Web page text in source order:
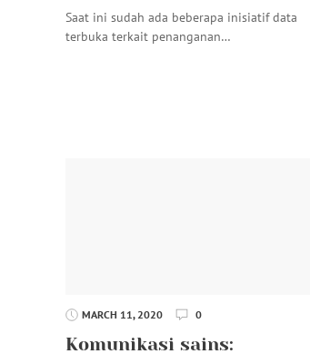
Saat ini sudah ada beberapa inisiatif data
terbuka terkait penanganan…
MARCH 11, 2020 0
Komunikasi sains: